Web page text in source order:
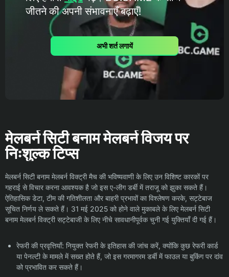
जीतने की अपनी संभावनाएँ बढ़ाएँ!
अभी शर्त लगायें
मेलबर्न सिटी बनाम मेलबर्न विजय पर
निःशुल्क टिप्स
मेलबर्न सिटी बनाम मेलबर्न विक्ट्री मैच की भविष्यवाणी के लिए उन विशिष्ट कारकों पर
गहराई से विचार करना आवश्यक है जो इस ए-लीग डर्बी में तराजू को झुका सकते हैं।
ऐतिहासिक डेटा, टीम की गतिशीलता और बाहरी प्रभावों का विश्लेषण करके, सट्टेबाज
सूचित निर्णय ले सकते हैं। 31 मई 2025 को होने वाले मुकाबले के लिए मेलबर्न सिटी
बनाम मेलबर्न विक्ट्री सट्टेबाजी के लिए नीचे सावधानीपूर्वक चुनी गई युक्तियाँ दी गई हैं।
रेफरी की प्रवृत्तियाँ: नियुक्त रेफरी के इतिहास की जांच करें, क्योंकि कुछ रेफरी कार्ड
या पेनल्टी के मामले में सख्त होते हैं, जो इस गरमागरम डर्बी में फाउल या बुकिंग पर दांव
को प्रभावित कर सकते हैं।